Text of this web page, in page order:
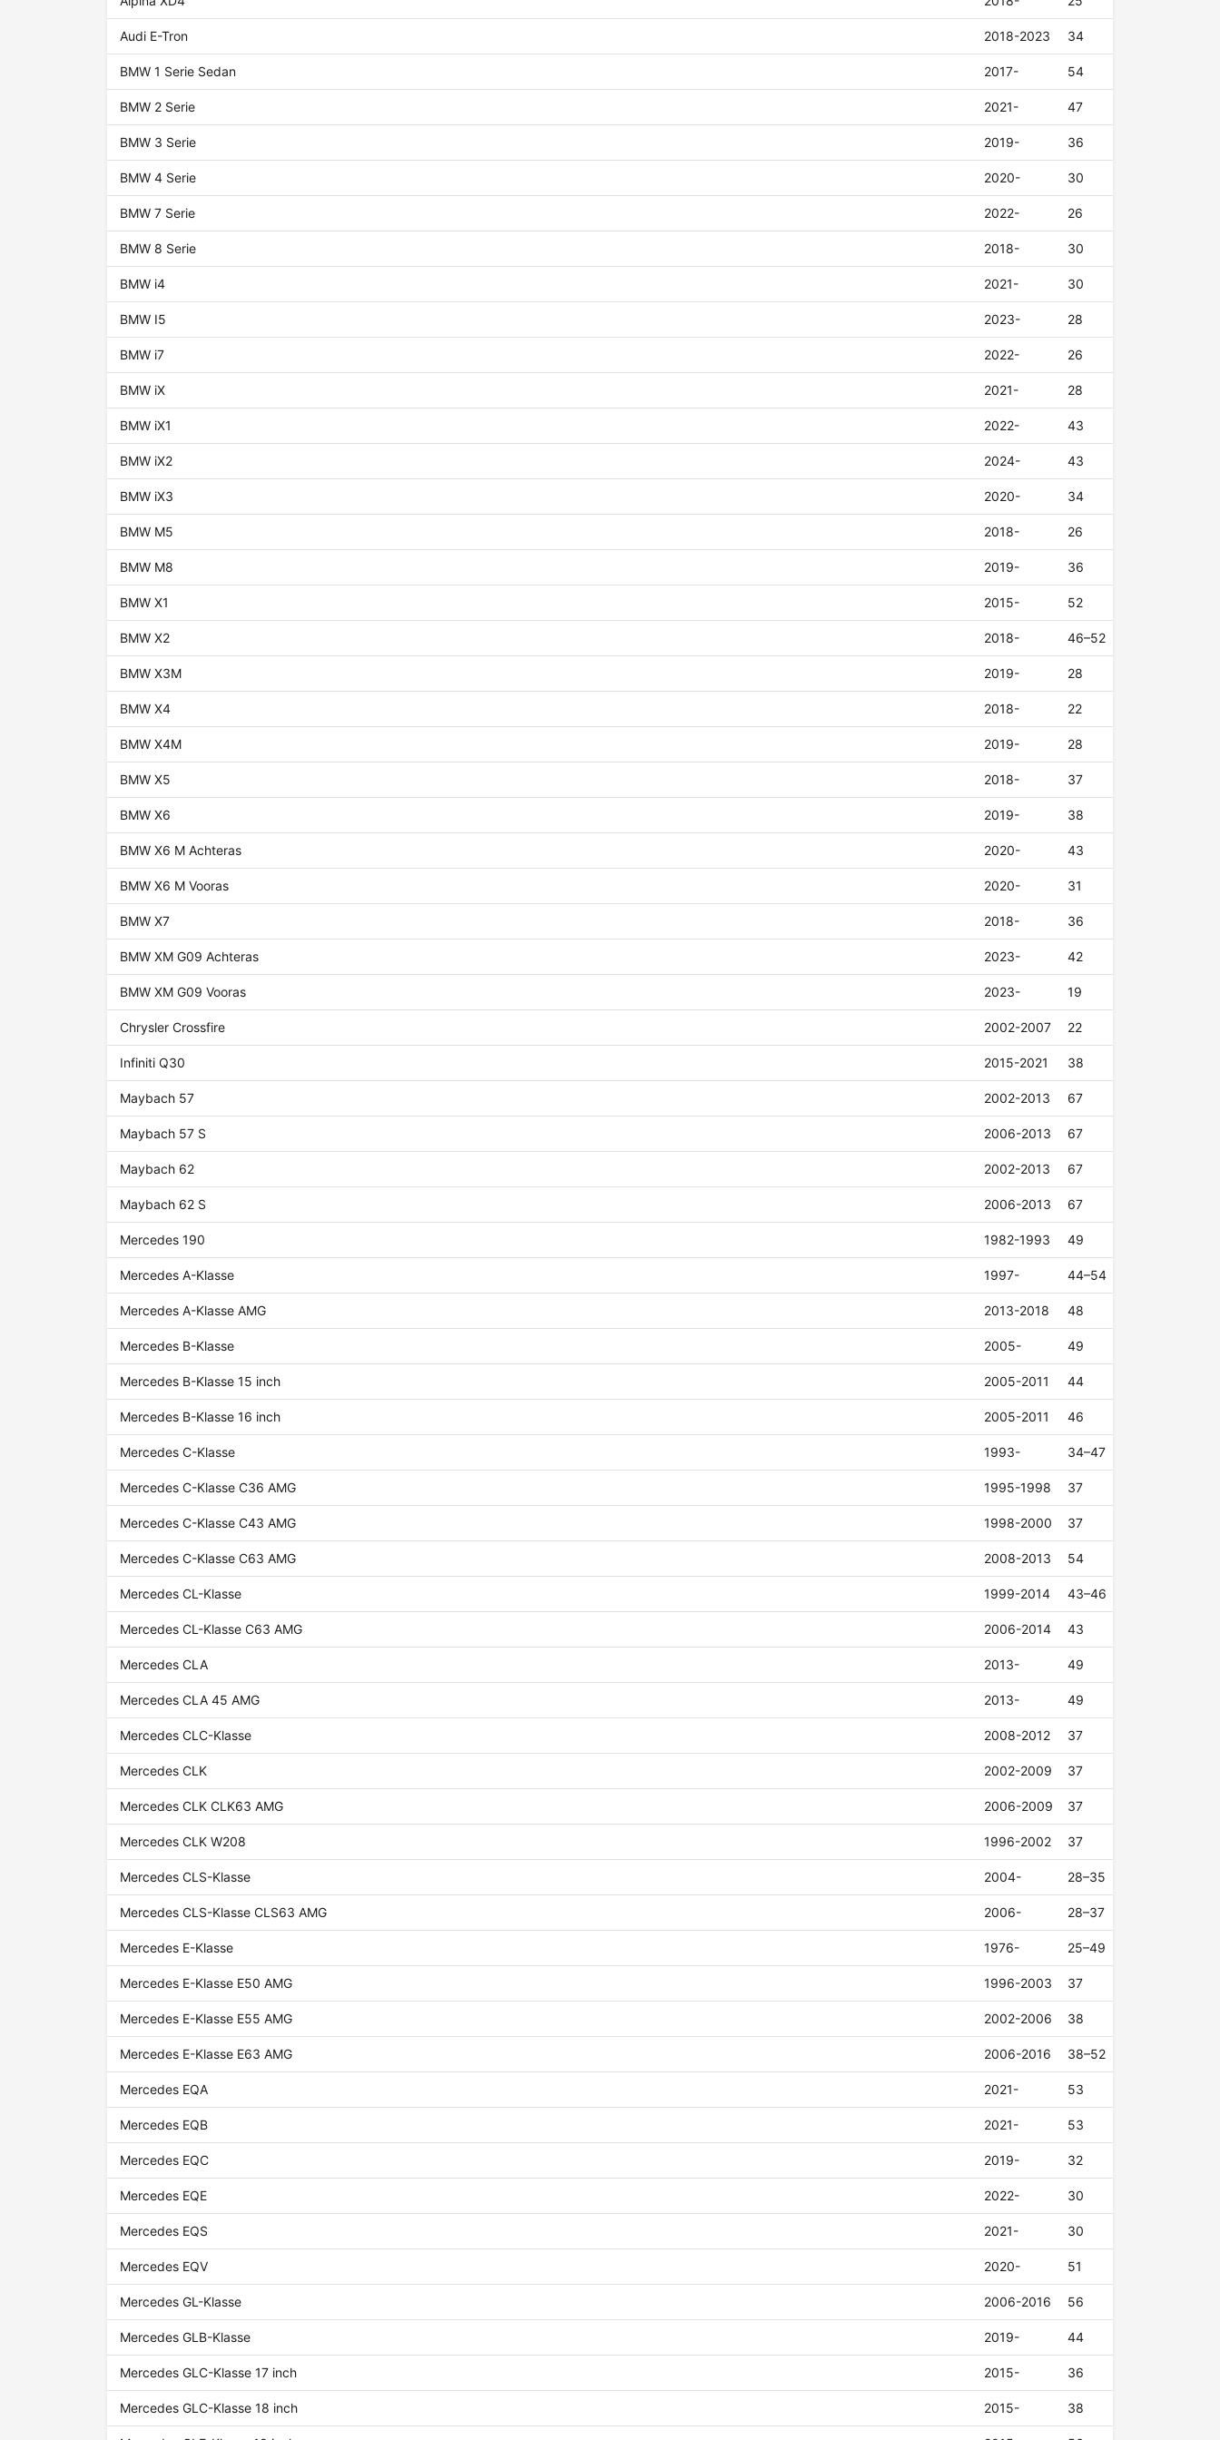
Audi E-Tron 2018-2023 34
BMW 1 Serie Sedan 2017- 54
BMW 2 Serie 2021- 47
BMW 3 Serie 2019- 36
BMW 4 Serie 2020- 30
BMW 7 Serie 2022- 26
BMW 8 Serie 2018- 30
BMW i4 2021- 30
BMW I5 2023- 28
BMW i7 2022- 26
BMW iX 2021- 28
BMW iX1 2022- 43
BMW iX2 2024- 43
BMW iX3 2020- 34
BMW M5 2018- 26
BMW M8 2019- 36
BMW X1 2015- 52
BMW X2 2018- 46–52
BMW X3M 2019- 28
BMW X4 2018- 22
BMW X4M 2019- 28
BMW X5 2018- 37
BMW X6 2019- 38
BMW X6 M Achteras 2020- 43
BMW X6 M Vooras 2020- 31
BMW X7 2018- 36
BMW XM G09 Achteras 2023- 42
BMW XM G09 Vooras 2023- 19
Chrysler Crossfire 2002-2007 22
Infiniti Q30 2015-2021 38
Maybach 57 2002-2013 67
Maybach 57 S 2006-2013 67
Maybach 62 2002-2013 67
Maybach 62 S 2006-2013 67
Mercedes 190 1982-1993 49
Mercedes A-Klasse 1997- 44–54
Mercedes A-Klasse AMG 2013-2018 48
Mercedes B-Klasse 2005- 49
Mercedes B-Klasse 15 inch 2005-2011 44
Mercedes B-Klasse 16 inch 2005-2011 46
Mercedes C-Klasse 1993- 34–47
Mercedes C-Klasse C36 AMG 1995-1998 37
Mercedes C-Klasse C43 AMG 1998-2000 37
Mercedes C-Klasse C63 AMG 2008-2013 54
Mercedes CL-Klasse 1999-2014 43–46
Mercedes CL-Klasse C63 AMG 2006-2014 43
Mercedes CLA 2013- 49
Mercedes CLA 45 AMG 2013- 49
Mercedes CLC-Klasse 2008-2012 37
Mercedes CLK 2002-2009 37
Mercedes CLK CLK63 AMG 2006-2009 37
Mercedes CLK W208 1996-2002 37
Mercedes CLS-Klasse 2004- 28–35
Mercedes CLS-Klasse CLS63 AMG 2006- 28–37
Mercedes E-Klasse 1976- 25–49
Mercedes E-Klasse E50 AMG 1996-2003 37
Mercedes E-Klasse E55 AMG 2002-2006 38
Mercedes E-Klasse E63 AMG 2006-2016 38–52
Mercedes EQA 2021- 53
Mercedes EQB 2021- 53
Mercedes EQC 2019- 32
Mercedes EQE 2022- 30
Mercedes EQS 2021- 30
Mercedes EQV 2020- 51
Mercedes GL-Klasse 2006-2016 56
Mercedes GLB-Klasse 2019- 44
Mercedes GLC-Klasse 17 inch 2015- 36
Mercedes GLC-Klasse 18 inch 2015- 38